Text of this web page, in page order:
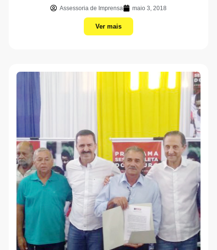
Assessoria de Imprensa maio 3, 2018
Ver mais